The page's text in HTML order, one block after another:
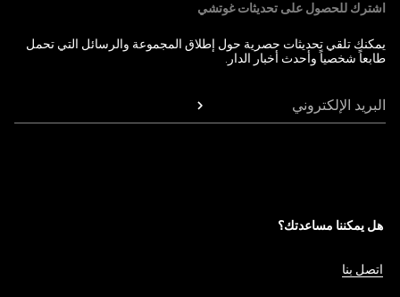
اشترك للحصول على تحديثات غوتشي
يمكنك تلقي تحديثات حصرية حول إطلاق المجموعة والرسائل التي تحمل
طابعاً شخصياً وأحدث أخبار الدار.
البريد الإلكتروني
هل يمكننا مساعدتك؟
اتصل بنا